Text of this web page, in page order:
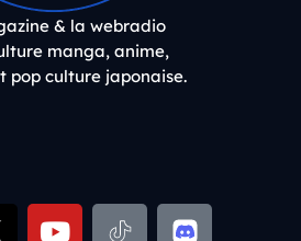
& la webradio
manga, anime,
pop culture japonaise.